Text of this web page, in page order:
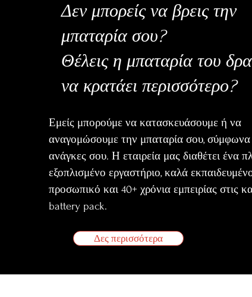
Δεν μπορείς να βρεις την
μπαταρία σου?
Θέλεις η μπαταρία του
να κρατάει περισσότερο?
Εμείς μπορούμε να κατασκευάσουμε ή να
αναγομώσουμε την μπαταρία σου, σύμφωνα
ανάγκες σου. Η εταιρεία μας διαθέτει ένα
εξοπλισμένο εργαστήριο, καλά
προσωπικό και 40+ χρόνια εμπειρίας στις
battery pack.
Δες περισσότερα